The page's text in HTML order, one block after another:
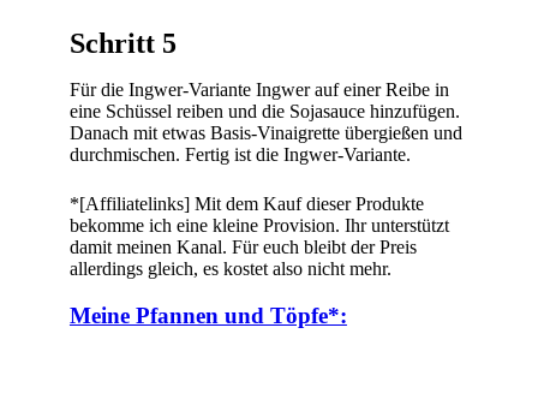
Schritt 5
Für die Ingwer-Variante Ingwer auf einer Reibe in
eine Schüssel reiben und die Sojasauce hinzufügen.
Danach mit etwas Basis-Vinaigrette übergießen und
durchmischen. Fertig ist die Ingwer-Variante.
*[Affiliatelinks] Mit dem Kauf dieser Produkte
bekomme ich eine kleine Provision. Ihr unterstützt
damit meinen Kanal. Für euch bleibt der Preis
allerdings gleich, es kostet also nicht mehr.
Meine Pfannen und Töpfe*: